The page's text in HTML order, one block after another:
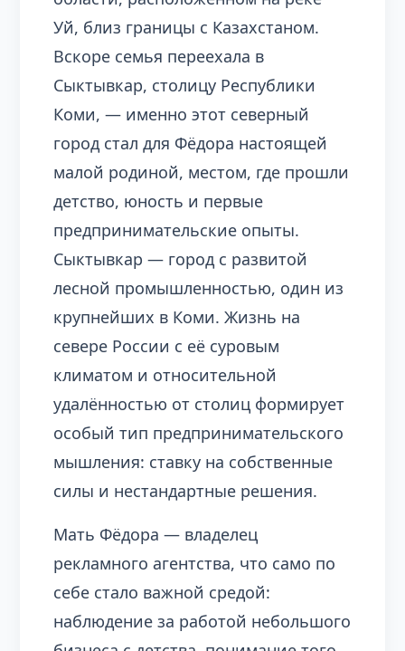
Уй, близ границы с Казахстаном.
Вскоре семья переехала в
Сыктывкар, столицу Республики
Коми, — именно этот северный
город стал для Фёдора настоящей
малой родиной, местом, где прошли
детство, юность и первые
предпринимательские опыты.
Сыктывкар — город с развитой
лесной промышленностью, один из
крупнейших в Коми. Жизнь на
севере России с её суровым
климатом и относительной
удалённостью от столиц формирует
особый тип предпринимательского
мышления: ставку на собственные
силы и нестандартные решения.
Мать Фёдора — владелец
рекламного агентства, что само по
себе стало важной средой:
наблюдение за работой небольшого